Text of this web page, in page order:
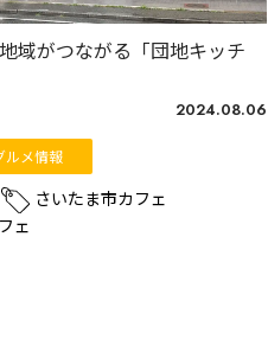
域がつながる「団地キッチ
2024.08.06
ルメ情報
さいたま市カフェ
ェ